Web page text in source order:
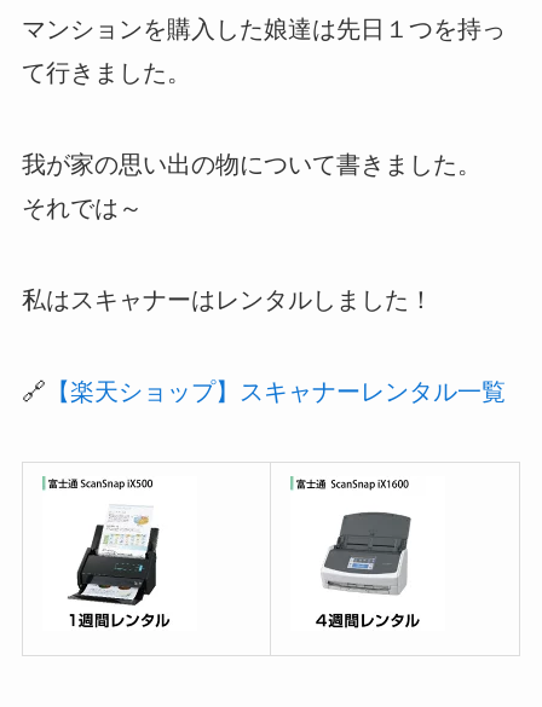
マンションを購入した娘達は先日１つを持っ
て行きました。
我が家の思い出の物について書きました。
それでは～
私はスキャナーはレンタルしました！
🔗 【楽天ショップ】スキャナーレンタル一覧